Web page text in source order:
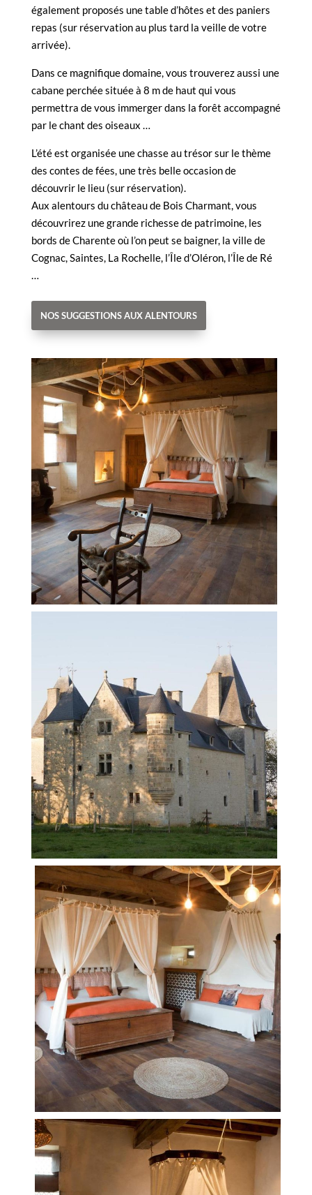
également proposés une table d’hôtes et des paniers
repas (sur réservation au plus tard la veille de votre
arrivée).
Dans ce magnifique domaine, vous trouverez aussi une
cabane perchée située à 8 m de haut qui vous
permettra de vous immerger dans la forêt accompagné
par le chant des oiseaux …
L’été est organisée une chasse au trésor sur le thème
des contes de fées, une très belle occasion de
découvrir le lieu (sur réservation).
Aux alentours du château de Bois Charmant, vous
découvrirez une grande richesse de patrimoine, les
bords de Charente où l’on peut se baigner, la ville de
Cognac, Saintes, La Rochelle, l’Île d’Oléron, l’Île de Ré
…
NOS SUGGESTIONS AUX ALENTOURS